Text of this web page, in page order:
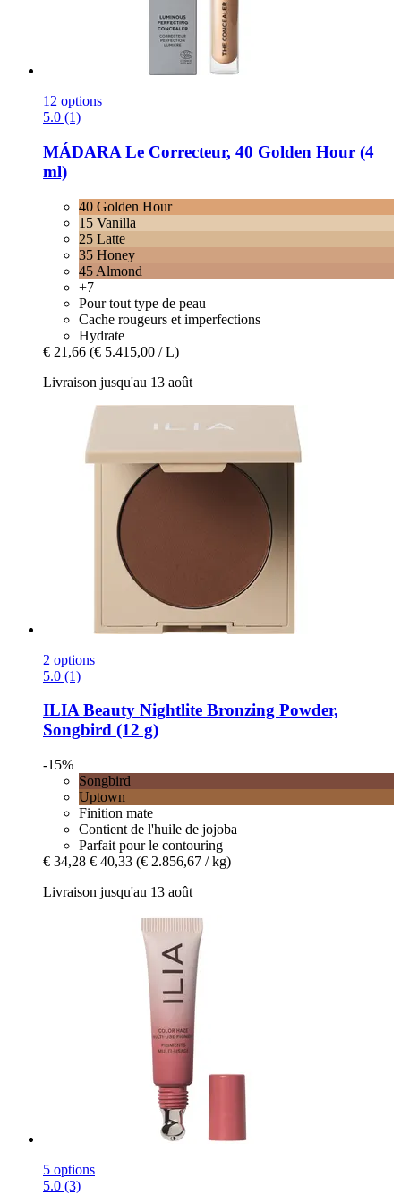
12 options
5.0 (1)
MÁDARA Le Correcteur, 40 Golden Hour (4
ml)
40 Golden Hour
15 Vanilla
25 Latte
35 Honey
45 Almond
+7
Pour tout type de peau
Cache rougeurs et imperfections
Hydrate
€ 21,66 (€ 5.415,00 / L)
Livraison jusqu'au 13 août
2 options
5.0 (1)
ILIA Beauty Nightlite Bronzing Powder,
Songbird (12 g)
-15%
Songbird
Uptown
Finition mate
Contient de l'huile de jojoba
Parfait pour le contouring
€ 34,28 € 40,33 (€ 2.856,67 / kg)
Livraison jusqu'au 13 août
5 options
5.0 (3)